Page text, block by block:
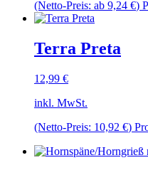
(Netto-Preis: ab 9,24 €)
Terra Preta
12,99 €
inkl. MwSt.
(Netto-Preis: 10,92 €)